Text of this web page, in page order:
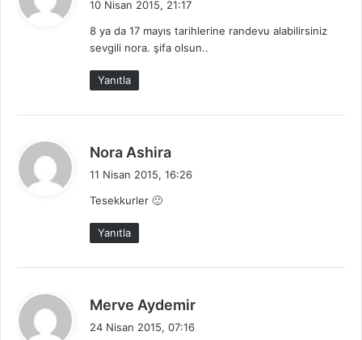
k
10 Nisan 2015, 21:17
8 ya da 17 mayıs tarihlerine randevu alabilirsiniz
sevgili nora. şifa olsun..
Yanıtla
Nora Ashira
11 Nisan 2015, 16:26
Tesekkurler 🙂
Yanıtla
Merve Aydemir
24 Nisan 2015, 07:16